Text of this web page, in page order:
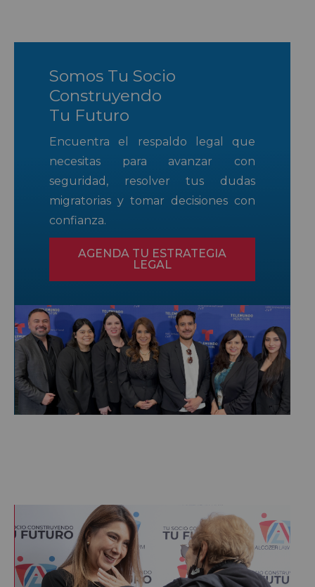
Somos Tu Socio
Construyendo
Tu Futuro
Encuentra el respaldo legal que
necesitas para avanzar con
seguridad, resolver tus dudas
migratorias y tomar decisiones con
confianza.
AGENDA TU ESTRATEGIA
LEGAL